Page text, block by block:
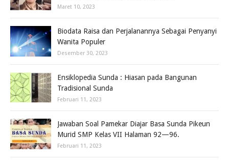
Maret 10, 2023
Biodata Raisa dan Perjalanannya Sebagai Penyanyi
Wanita Populer
Desember 30, 2023
Ensiklopedia Sunda : Hiasan pada Bangunan
Tradisional Sunda
Februari 11, 2023
Jawaban Soal Pamekar Diajar Basa Sunda Pikeun
Murid SMP Kelas VII Halaman 92—96.
Februari 11, 2023